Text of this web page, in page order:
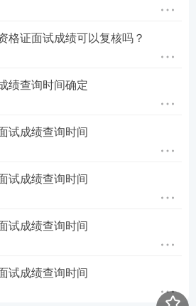
资格证书，并由个人保管。
补办的重要印证材料，是入
一。因此，《教师资格认定申
管，及时存入本人人事档案。
荐
答辩串讲，直击面试现场。
360度详解面试全流程，含模
格证面试成绩可以复核吗？
绩查询时间确定
试成绩查询时间
试成绩查询时间
试成绩查询时间
试成绩查询时间